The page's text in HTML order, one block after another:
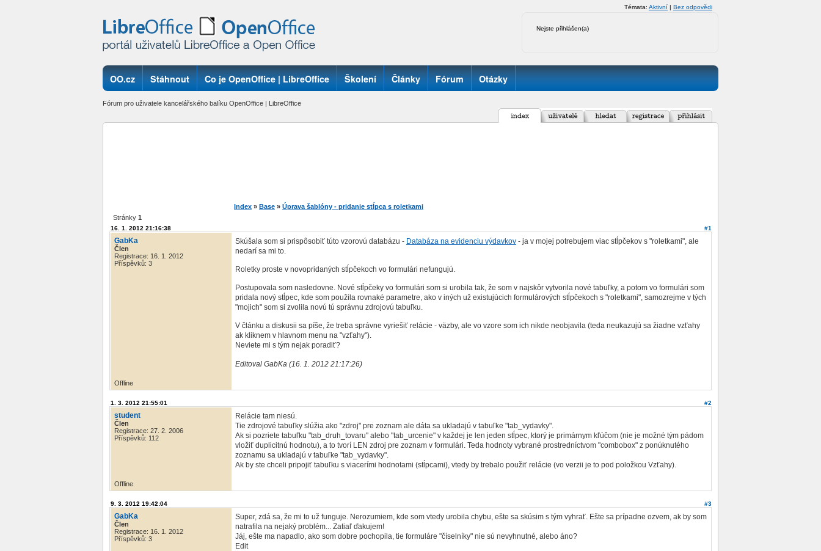
Nejste přihlášen(a)
Témata: Aktivní | Bez odpovědi
OO.cz Stáhnout Co je OpenOffice | LibreOffice Školení Články Fórum Otázky
Fórum pro uživatele kancelářského balíku OpenOffice | LibreOffice
Index » Base » Úprava šablóny - pridanie stĺpca s roletkami
Stránky 1
#1
16. 1. 2012 21:16:38
GabKa
Člen
Registrace: 16. 1. 2012
Příspěvků: 3
Skúšala som si prispôsobiť túto vzorovú databázu - Databáza na evidenciu výdavkov - ja v mojej potrebujem viac stĺpčekov s "roletkami", ale
nedarí sa mi to.
Roletky proste v novopridaných stĺpčekoch vo formulári nefungujú.
Postupovala som nasledovne. Nové stĺpčeky vo formulári som si urobila tak, že som v najskôr vytvorila nové tabuľky, a potom vo formulári som
pridala nový stĺpec, kde som použila rovnaké parametre, ako v iných už existujúcich formulárových stĺpčekoch s "roletkami", samozrejme v tých
"mojich" som si zvolila novú tú správnu zdrojovú tabuľku.
V článku a diskusii sa píše, že treba správne vyriešiť relácie - väzby, ale vo vzore som ich nikde neobjavila (teda neukazujú sa žiadne vzťahy
ak kliknem v hlavnom menu na "vzťahy").
Neviete mi s tým nejak poradiť?
Editoval GabKa (16. 1. 2012 21:17:26)
Offline
#2
1. 3. 2012 21:55:01
student
Člen
Registrace: 27. 2. 2006
Příspěvků: 112
Relácie tam niesú.
Tie zdrojové tabuľky slúžia ako "zdroj" pre zoznam ale dáta sa ukladajú v tabuľke "tab_vydavky".
Ak si pozriete tabuľku "tab_druh_tovaru" alebo "tab_urcenie" v každej je len jeden stĺpec, ktorý je primárnym kľúčom (nie je možné tým pádom
vložiť duplicitnú hodnotu), a to tvorí LEN zdroj pre zoznam v formulári. Teda hodnoty vybrané prostredníctvom "combobox" z ponúknutého
zoznamu sa ukladajú v tabuľke "tab_vydavky".
Ak by ste chceli pripojiť tabuľku s viacerími hodnotami (stĺpcami), vtedy by trebalo použiť relácie (vo verzii je to pod položkou Vzťahy).
Offline
#3
9. 3. 2012 19:42:04
GabKa
Člen
Registrace: 16. 1. 2012
Příspěvků: 3
Super, zdá sa, že mi to už funguje. Nerozumiem, kde som vtedy urobila chybu, ešte sa skúsim s tým vyhrať. Ešte sa prípadne ozvem, ak by som
natrafila na nejaký problém... Zatiaľ ďakujem!
Jáj, ešte ma napadlo, ako som dobre pochopila, tie formuláre "číselníky" nie sú nevyhnutné, alebo áno?
Edit